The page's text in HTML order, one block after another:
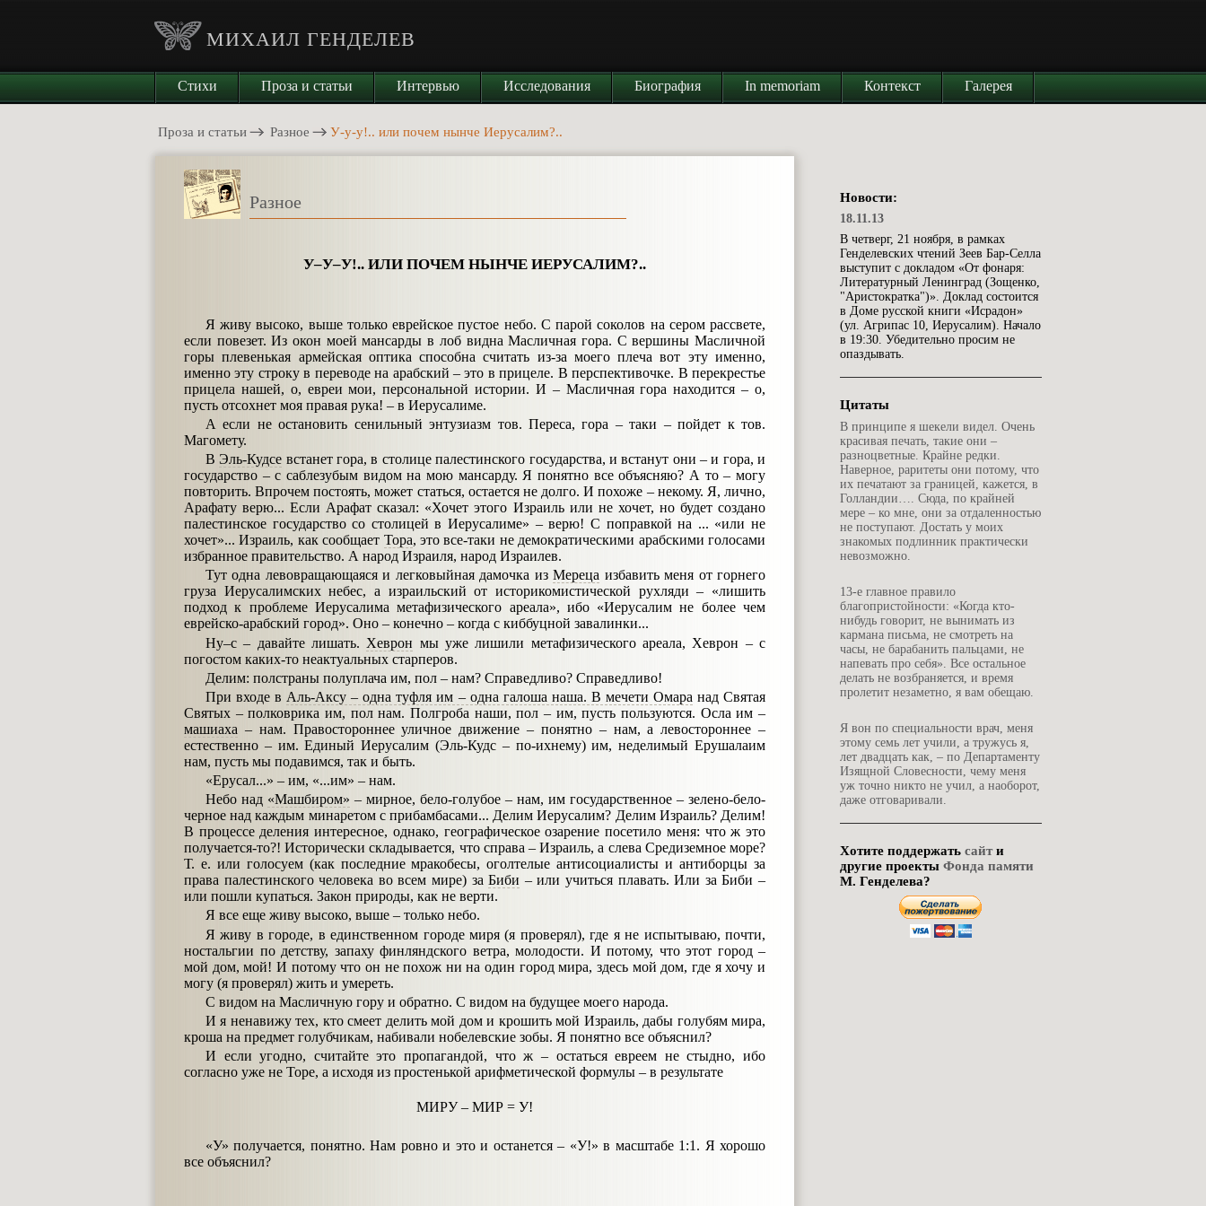
МИХАИЛ ГЕНДЕЛЕВ
Стихи Проза и статьи Интервью Исследования Биография In memoriam Контекст Галерея
Проза и статьи Разное У-у-у!.. или почем нынче Иерусалим?..
Разное
У–У–У!.. ИЛИ ПОЧЕМ НЫНЧЕ ИЕРУСАЛИМ?..
Я живу высоко, выше только еврейское пустое небо. С парой соколов на сером рассвете,
если повезет. Из окон моей мансарды в лоб видна Масличная гора. С вершины Масличной
горы плевенькая армейская оптика способна считать из-за моего плеча вот эту именно,
именно эту строку в переводе на арабский – это в прицеле. В перспективочке. В перекрестье
прицела нашей, о, евреи мои, персональной истории. И – Масличная гора находится – о,
пусть отсохнет моя правая рука! – в Иерусалиме.
А если не остановить сенильный энтузиазм тов. Переса, гора – таки – пойдет к тов.
Магомету.
В Эль-Кудсе встанет гора, в столице палестинского государства, и встанут они – и гора, и
государство – с саблезубым видом на мою мансарду. Я понятно все объясняю? А то – могу
повторить. Впрочем постоять, может статься, остается не долго. И похоже – некому. Я, лично,
Арафату верю... Если Арафат сказал: «Хочет этого Израиль или не хочет, но будет создано
палестинское государство со столицей в Иерусалиме» – верю! С поправкой на ... «или не
хочет»... Израиль, как сообщает Тора, это все-таки не демократическими арабскими голосами
избранное правительство. А народ Израиля, народ Израилев.
Тут одна левовращающаяся и легковыйная дамочка изМереца избавить меня от горнего
груза Иерусалимских небес, а израильский от историкомистической рухляди – «лишить
подход к проблеме Иерусалима метафизического ареала», ибо «Иерусалим не более чем
еврейско-арабский город». Оно – конечно – когда с киббуцной завалинки...
Ну–с – давайте лишать. Хеврон мы уже лишили метафизического ареала, Хеврон – с
погостом каких-то неактуальных старперов.
Делим: полстраны полуплача им, пол – нам? Справедливо? Справедливо!
При входе в Аль-Аксу – одна туфля им – одна галоша наша. В мечети Омара над Святая
Святых – полковрика им, пол нам. Полгроба наши, пол – им, пусть пользуются. Осла им –
машиаха – нам. Правостороннее уличное движение – понятно – нам, а левостороннее –
естественно – им. Единый Иерусалим (Эль-Кудс – по-ихнему) им, неделимый Ерушалаим
нам, пусть мы подавимся, так и быть.
«Ерусал...» – им, «...им» – нам.
Небо над «Машбиром» – мирное, бело-голубое – нам, им государственное – зелено-бело-
черное над каждым минаретом с прибамбасами... Делим Иерусалим? Делим Израиль? Делим!
В процессе деления интересное, однако, географическое озарение посетило меня: что ж это
получается-то?! Исторически складывается, что справа – Израиль, а слева Средиземное море?
Т. е. или голосуем (как последние мракобесы, оголтелые антисоциалисты и антиборцы за
права палестинского человека во всем мире) заБиби – или учиться плавать. Или за Биби –
или пошли купаться. Закон природы, как не верти.
Я все еще живу высоко, выше – только небо.
Я живу в городе, в единственном городе миря (я проверял), где я не испытываю, почти,
ностальгии по детству, запаху финляндского ветра, молодости. И потому, что этот город –
мой дом, мой! И потому что он не похож ни на один город мира, здесь мой дом, где я хочу и
могу (я проверял) жить и умереть.
С видом на Масличную гору и обратно. С видом на будущее моего народа.
И я ненавижу тех, кто смеет делить мой дом и крошить мой Израиль, дабы голубям мира,
кроша на предмет голубчикам, набивали нобелевские зобы. Я понятно все объяснил?
И если угодно, считайте это пропагандой, что ж – остаться евреем не стыдно, ибо
согласно уже не Торе, а исходя из простенькой арифметической формулы – в результате
МИРУ – МИР = У!
«У» получается, понятно. Нам ровно и это и останется – «У!» в масштабе 1:1. Я хорошо
все объяснил?
Новости:
18.11.13
В четверг, 21 ноября, в рамках
Генделевских чтений Зеев Бар-Селла
выступит с докладом «От фонаря:
Литературный Ленинград (Зощенко,
"Аристократка")». Доклад состоится
в Доме русской книги «Исрадон»
(ул. Агрипас 10, Иерусалим). Начало
в 19:30. Убедительно просим не
опаздывать.
Цитаты
В принципе я шекели видел. Очень
красивая печать, такие они –
разноцветные. Крайне редки.
Наверное, раритеты они потому, что
их печатают за границей, кажется, в
Голландии…. Сюда, по крайней
мере – ко мне, они за отдаленностью
не поступают. Достать у моих
знакомых подлинник практически
невозможно.
1 3-е главное правило
благопристойности: «Когда кто-
нибудь говорит, не вынимать из
кармана письма, не смотреть на
часы, не барабанить пальцами, не
напевать про себя». Все остальное
делать не возбраняется, и время
пролетит незаметно, я вам обещаю.
Я вон по специальности врач, меня
этому семь лет учили, а тружусь я,
лет двадцать как, – по Департаменту
Изящной Словесности, чему меня
уж точно никто не учил, а наоборот,
даже отговаривали.
Хотите поддержать сайти
другие проекты Фонда памяти
М. Генделева?